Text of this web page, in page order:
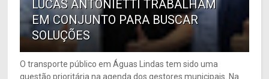
LUCAS ANTONIETTI TRABALHAM
EM CONJUNTO PARA BUSCAR
SOLUÇÕES
O transporte público em Águas Lindas tem sido uma
questão prioritária na agenda dos gestores municipais. Na